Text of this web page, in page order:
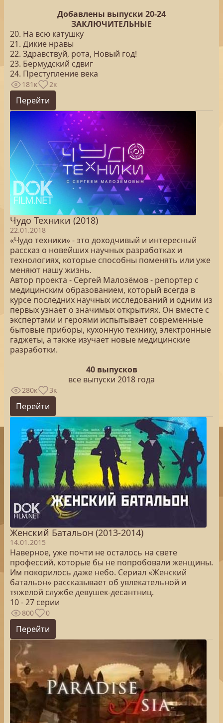
Добавлены выпуски 20-24
ЗАКЛЮЧИТЕЛЬНЫЕ
20. На всю катушку
21. Дикие нравы
22. Здравствуй, рота, Новый год!
23. Бермудский сдвиг
24. Преступление века
181к 2к
Перейти
Чудо Техники (2018)
22.01.2018
«Чудо техники» - это доходчивый и интересный
рассказ о новейших научных разработках и
технологиях, которые способны поменять или уже
меняют нашу жизнь.
Автор проекта - Сергей Малозёмов - репортер с
медицинским образованием, который всегда в
курсе последних научных исследований и одним из
первых узнает о значимых открытиях. Он вместе с
экспертами и героями испытывает современные
бытовые приборы, кухонную технику, электронные
гаджеты, а также изучает новые медицинские
разработки.
40 выпусков
все выпуски 2018 года
280к 3к
Перейти
Женский Батальон (2013-2014)
14.01.2015
Наверное, уже почти не осталось на свете
профессий, которые бы не попробовали женщины.
Им покорилось даже небо. Сериал «Женский
батальон» рассказывает об увлекательной и
тяжелой службе девушек-десантниц.
10 - 27 серии
800 0
Перейти